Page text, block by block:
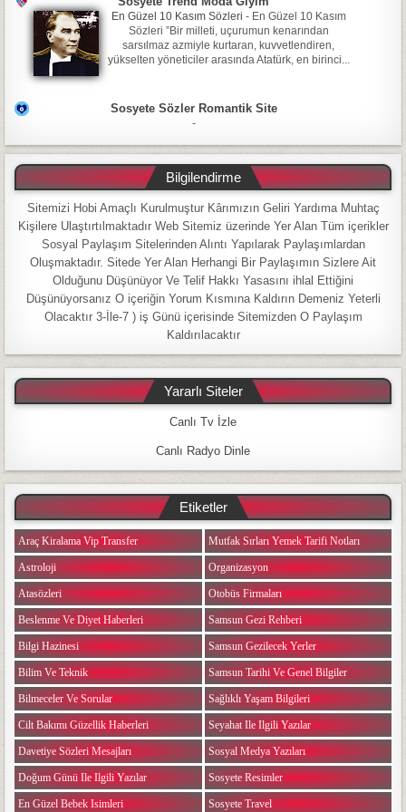
En Güzel 10 Kasım Sözleri - En Güzel 10 Kasım
Sözleri ”Bir milleti, uçurumun kenarından
sarsılmaz azmiyle kurtaran, kuvvetlendiren,
yükselten yöneticiler arasında Atatürk, en birinci...
Sosyete Sözler Romantik Site
-
Bilgilendirme
Sitemizi Hobi Amaçlı Kurulmuştur Kârımızın Geliri Yardıma Muhtaç
Kişilere Ulaştırtılmaktadır Web Sitemiz üzerinde Yer Alan Tüm içerikler
Sosyal Paylaşım Sitelerinden Alıntı Yapılarak Paylaşımlardan
Oluşmaktadır. Sitede Yer Alan Herhangi Bir Paylaşımın Sizlere Ait
Olduğunu Düşünüyor Ve Telif Hakkı Yasasını ihlal Ettiğini
Düşünüyorsanız O içeriğin Yorum Kısmına Kaldırın Demeniz Yeterli
Olacaktır 3-İle-7 ) iş Günü içerisinde Sitemizden O Paylaşım
Kaldırılacaktır
Yararlı Siteler
Canlı Tv İzle
Canlı Radyo Dinle
Etiketler
Araç Kiralama Vip Transfer
Astroloji
Atasözleri
Beslenme Ve Diyet Haberleri
Bilgi Hazinesi
Bilim Ve Teknik
Bilmeceler Ve Sorular
Cilt Bakımı Güzellik Haberleri
Davetiye Sözleri Mesajları
Doğum Günü Ile Ilgili Yazılar
En Güzel Bebek Isimleri
Mutfak Sırları Yemek Tarifi Notları
Organizasyon
Otobüs Firmaları
Samsun Gezi Rehberi
Samsun Gezilecek Yerler
Samsun Tarihi Ve Genel Bilgiler
Sağlıklı Yaşam Bilgileri
Seyahat Ile Ilgili Yazılar
Sosyal Medya Yazıları
Sosyete Resimler
Sosyete Travel